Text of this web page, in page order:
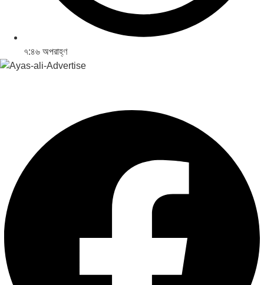
৭:৪৬ অপরাহ্ণ